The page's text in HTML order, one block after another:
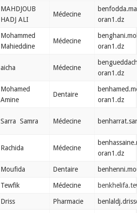
MAHDJOUB
HADJ ALI
Médecine
oran1.dz
Mohammed
Mahieddine
Médecine
oran1.dz
aicha Médecine
oran1.dz
Mohamed
Amine
Dentaire
oran1.dz
Sarra Samra Médecine
Rachida Médecine
oran1.dz
Moufida Dentaire
Tewfik Médecine
Driss Pharmacie